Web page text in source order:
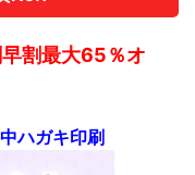
割最大65％オ
ハガキ印刷